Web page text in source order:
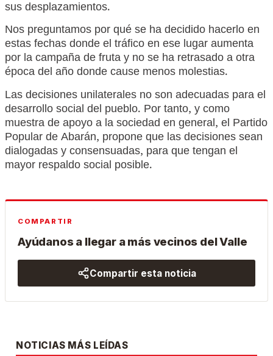
sus desplazamientos.
Nos preguntamos por qué se ha decidido hacerlo en
estas fechas donde el tráfico en ese lugar aumenta
por la campaña de fruta y no se ha retrasado a otra
época del año donde cause menos molestias.
Las decisiones unilaterales no son adecuadas para el
desarrollo social del pueblo. Por tanto, y como
muestra de apoyo a la sociedad en general, el Partido
Popular de Abarán, propone que las decisiones sean
dialogadas y consensuadas, para que tengan el
mayor respaldo social posible.
COMPARTIR
Ayúdanos a llegar a más vecinos del Valle
Compartir esta noticia
NOTICIAS MÁS LEÍDAS